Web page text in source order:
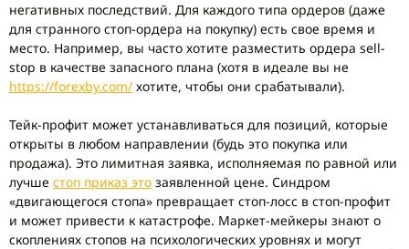
негативных последствий. Для каждого типа ордеров (даже
для странного стоп-ордера на покупку) есть свое время и
место. Например, вы часто хотите разместить ордера sell-
stop в качестве запасного плана (хотя в идеале вы не
https://forexby.com/ хотите, чтобы они срабатывали).
Тейк-профит может устанавливаться для позиций, которые
открыты в любом направлении (будь это покупка или
продажа). Это лимитная заявка, исполняемая по равной или
лучше стоп приказ это заявленной цене. Синдром
«двигающегося стопа» превращает стоп-лосс в стоп-профит
и может привести к катастрофе. Маркет-мейкеры знают о
скоплениях стопов на психологических уровнях и могут